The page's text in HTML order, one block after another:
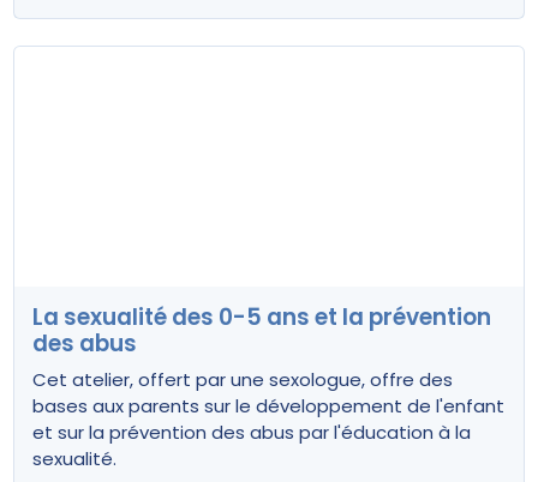
La sexualité des 0-5 ans et la prévention
des abus
Cet atelier, offert par une sexologue, offre des
bases aux parents sur le développement de l'enfant
et sur la prévention des abus par l'éducation à la
sexualité.